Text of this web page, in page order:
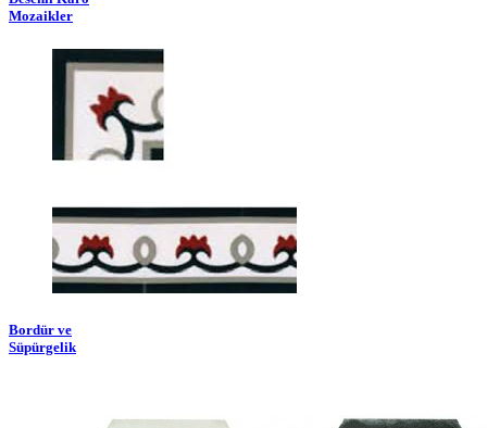
Mozaikler
Bordür ve
Süpürgelik